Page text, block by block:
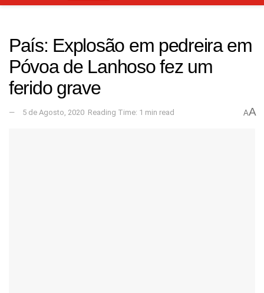
País: Explosão em pedreira em
Póvoa de Lanhoso fez um
ferido grave
5 de Agosto, 2020 Reading Time: 1 min read AA